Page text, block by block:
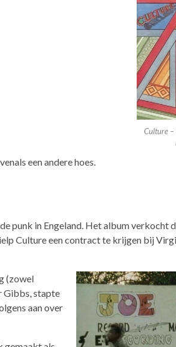
Culture –
een andere hoes.
punk in Engeland. Het album verkocht
Culture een contract te krijgen bij
(zowel
Gibbs, stapte
aan over